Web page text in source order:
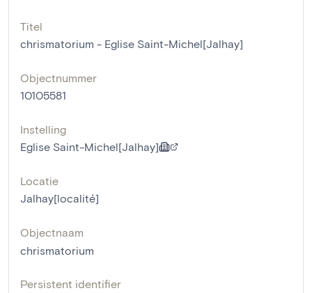
Titel
chrismatorium - Eglise Saint-Michel[Jalhay]
Objectnummer
10105581
Instelling
Eglise Saint-Michel[Jalhay]
Locatie
Jalhay[localité]
Objectnaam
chrismatorium
Persistent identifier